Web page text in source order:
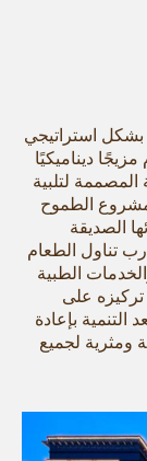
استراتيجي
ديناميكيًا
لتلبية
الطموح
الصديقة
تناول الطعام
الطبية
على
التنمية بإعادة
ومثرية لجميع